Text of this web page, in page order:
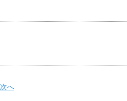
次へ